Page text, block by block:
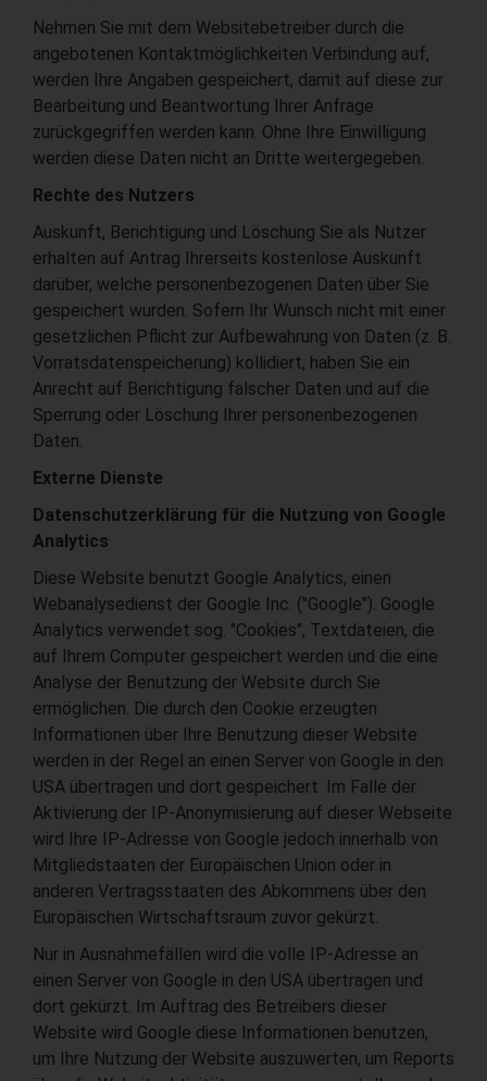
Nehmen Sie mit dem Websitebetreiber durch die
angebotenen Kontaktmöglichkeiten Verbindung auf,
werden Ihre Angaben gespeichert, damit auf diese zur
Bearbeitung und Beantwortung Ihrer Anfrage
zurückgegriffen werden kann. Ohne Ihre Einwilligung
werden diese Daten nicht an Dritte weitergegeben.
Rechte des Nutzers
Auskunft, Berichtigung und Löschung Sie als Nutzer
erhalten auf Antrag Ihrerseits kostenlose Auskunft
darüber, welche personenbezogenen Daten über Sie
gespeichert wurden. Sofern Ihr Wunsch nicht mit einer
gesetzlichen Pflicht zur Aufbewahrung von Daten (z. B.
Vorratsdatenspeicherung) kollidiert, haben Sie ein
Anrecht auf Berichtigung falscher Daten und auf die
Sperrung oder Löschung Ihrer personenbezogenen
Daten.
Externe Dienste
Datenschutzerklärung für die Nutzung von Google
Analytics
Diese Website benutzt Google Analytics, einen
Webanalysedienst der Google Inc. ("Google"). Google
Analytics verwendet sog. "Cookies", Textdateien, die
auf Ihrem Computer gespeichert werden und die eine
Analyse der Benutzung der Website durch Sie
ermöglichen. Die durch den Cookie erzeugten
Informationen über Ihre Benutzung dieser Website
werden in der Regel an einen Server von Google in den
USA übertragen und dort gespeichert. Im Falle der
Aktivierung der IP-Anonymisierung auf dieser Webseite
wird Ihre IP-Adresse von Google jedoch innerhalb von
Mitgliedstaaten der Europäischen Union oder in
anderen Vertragsstaaten des Abkommens über den
Europäischen Wirtschaftsraum zuvor gekürzt.
Nur in Ausnahmefällen wird die volle IP-Adresse an
einen Server von Google in den USA übertragen und
dort gekürzt. Im Auftrag des Betreibers dieser
Website wird Google diese Informationen benutzen,
um Ihre Nutzung der Website auszuwerten, um Reports